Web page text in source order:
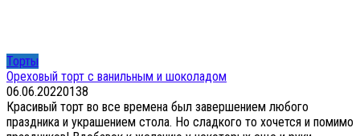
Торты
Ореховый торт с ванильным и шоколадом
06.06.20220138
Красивый торт во все времена был завершением любого
праздника и украшением стола. Но сладкого то хочется и помимо